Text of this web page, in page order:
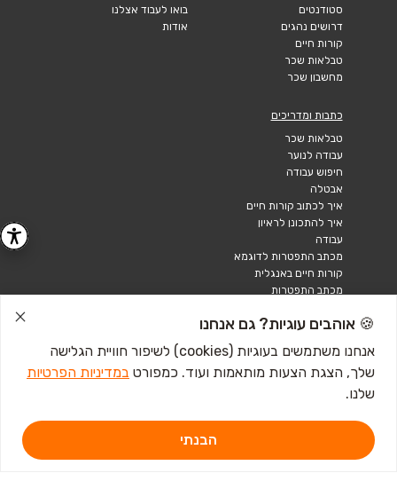
סטודנטים
דרושים נהגים
קורות חיים
טבלאות שכר
מחשבון שכר
בואו לעבוד אצלנו
אודות
כתבות ומדריכים
טבלאות שכר
עבודה לנוער
חיפוש עבודה
אבטלה
איך לכתוב קורות חיים
איך להתכונן לראיון
עבודה
מכתב התפטרות לדוגמא
קורות חיים באנגלית
מכתב התפטרות
אתר זה מוגן באמצעות Google reCAPTCHA ומחוייב ל- מדיניות הפרטיותוכןתנאי השירותשל Google
🍪 אוהבים עוגיות? גם אנחנו
אנחנו משתמשים בעוגיות (cookies) לשיפור חוויית הגלישה
שלך, הצגת הצעות מותאמות ועוד. כמפורט במדיניות הפרטיות
שלנו.
הבנתי